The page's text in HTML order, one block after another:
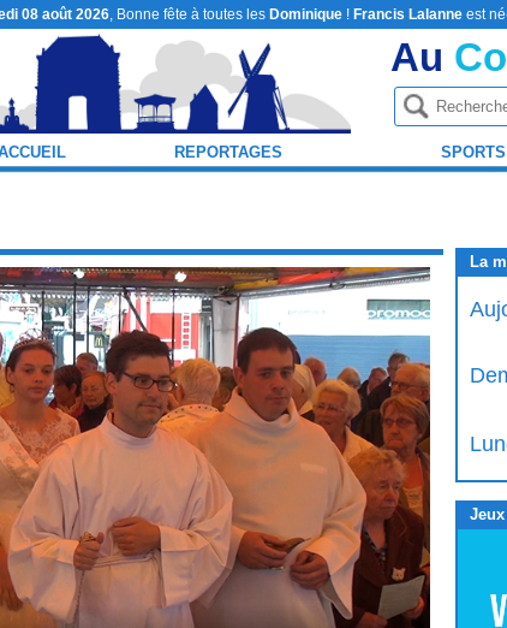
08 août 2026, Bonne fête à toutes les Dominique ! Francis Lalanne est
Au
REPORTAGES SPORTS
La
Jeux